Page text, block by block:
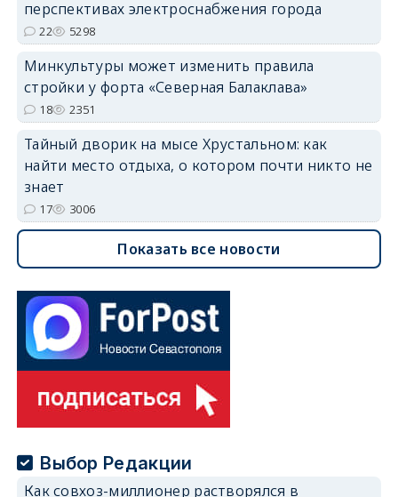
перспективах электроснабжения города
22 5298
Минкультуры может изменить правила
стройки у форта «Северная Балаклава»
18 2351
Тайный дворик на мысе Хрустальном: как
найти место отдыха, о котором почти никто не
знает
17 3006
Показать все новости
Выбор Редакции
Как совхоз-миллионер растворялся в